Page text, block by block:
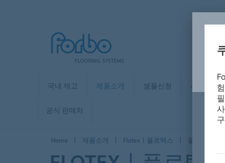
국내 재고 제품소개 샘플신청 사례ㅣ시
공식 판매처
Home 제품소개 Flotexㅣ플로텍스 플로텍스 플